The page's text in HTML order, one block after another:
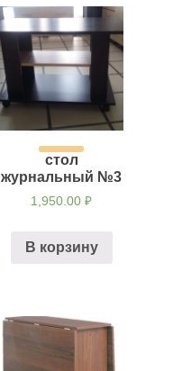
стол
журнальный №3
1,950.00₽
В корзину